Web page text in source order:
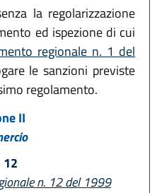
la regolarizzazione
ed ispezione di cui
regionale n. 1 del
le sanzioni previste
regolamento.
II
n. 12 del 1999